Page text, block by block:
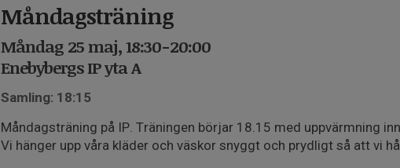
Måndagsträning
Måndag 25 maj, 18:30-20:00
Enebybergs IP yta A
Samling: 18:15
Måndagsträning på IP. Träningen börjar 18.15 med uppvärmning
Vi hänger upp våra kläder och väskor snyggt och prydligt så att vi